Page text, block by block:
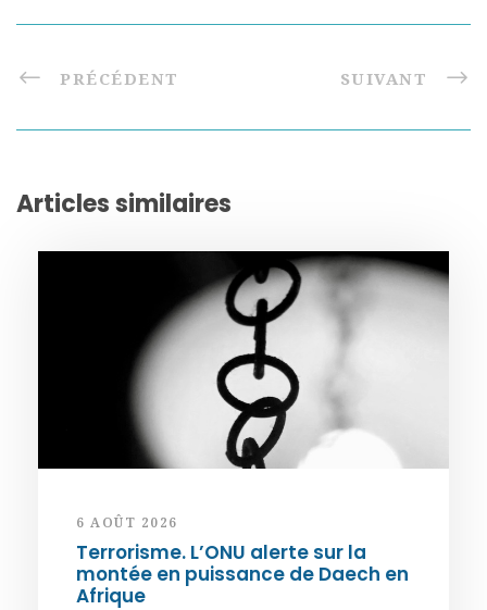
PRÉCÉDENT SUIVANT
Articles similaires
6 AOÛT 2026
Terrorisme. L’ONU alerte sur la
montée en puissance de Daech en
Afrique